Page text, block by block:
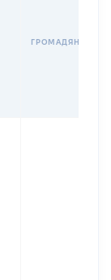
ГРОМАДЯНСТВО